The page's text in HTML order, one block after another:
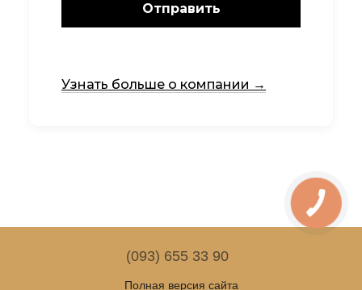
Отправить
Узнать больше о компании →
(093) 655 33 90
Полная версия сайта